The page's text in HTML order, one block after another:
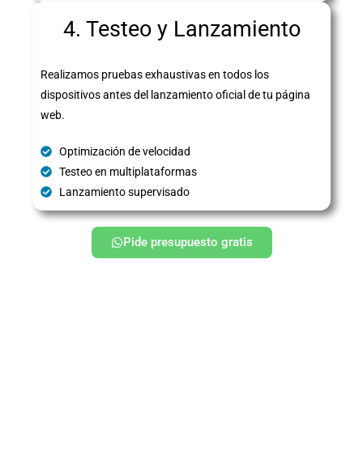
4. Testeo y Lanzamiento
Realizamos pruebas exhaustivas en todos los
dispositivos antes del lanzamiento oficial de tu página
web.
Optimización de velocidad
Testeo en multiplataformas
Lanzamiento supervisado
Pide presupuesto gratis